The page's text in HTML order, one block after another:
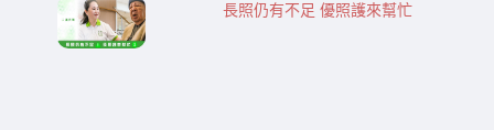
長照仍有不足 優照護來幫忙